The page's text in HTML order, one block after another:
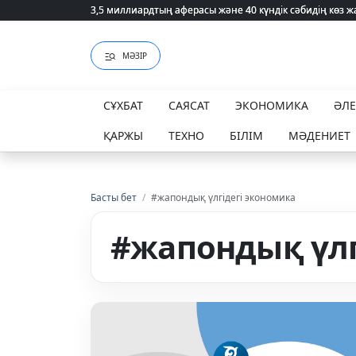
3,5 миллиардтың аферасы және 40 күндік сәбидің
3,5 миллиардтың аферасы және 40 күндік сәбидің
МӘЗІР
СҰХБАТ САЯСАТ ЭКОНОМИКА
ҚАРЖЫ
ТЕХНО БІЛІМ МӘДЕНИЕТ
Басты бет / #жапондық үлгідегі экономика
#жапондық